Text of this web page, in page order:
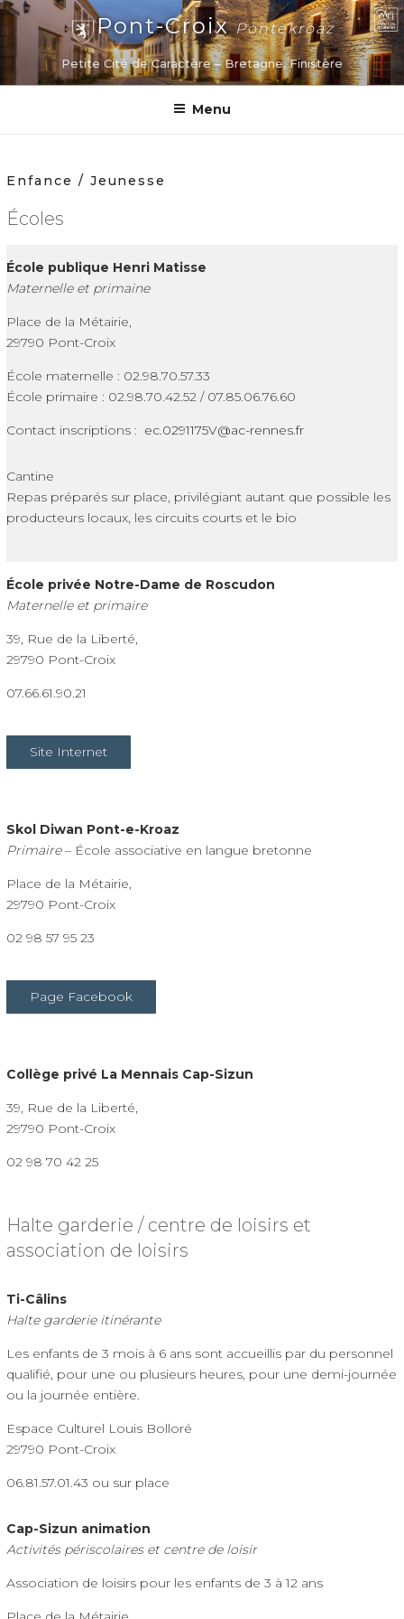
Aller
contenu
principal
Pont-CroixPontekroaz
Petite Cité de Caractère – Bretagne, Finistère
Menu
Enfance / Jeunesse
Écoles
École publique Henri Matisse
Maternelle et primaine
Place de la Métairie,
29790 Pont-Croix
École maternelle : 02.98.70.57.33
École primaire : 02.98.70.42.52 / 07.85.06.76.60
Contact inscriptions : ec.0291175V@ac-rennes.fr
Cantine
Repas préparés sur place, privilégiant autant que possible les
producteurs locaux, les circuits courts et le bio
École privée Notre-Dame de Roscudon
Maternelle et primaire
39, Rue de la Liberté,
29790 Pont-Croix
07.66.61.90.21
Site Internet
Skol Diwan Pont-e-Kroaz
Primaire– École associative en langue bretonne
Place de la Métairie,
29790 Pont-Croix
02 98 57 95 23
Page Facebook
Collège privé La Mennais Cap-Sizun
39, Rue de la Liberté,
29790 Pont-Croix
02 98 70 42 25
Halte garderie / centre de loisirs et
association de loisirs
Ti-Câlins
Halte garderie itinérante
Les enfants de 3 mois à 6 ans sont accueillis par du personnel
qualifié, pour une ou plusieurs heures, pour une demi-journée
ou la journée entière.
Espace Culturel Louis Bolloré
29790 Pont-Croix
06.81.57.01.43 ou sur place
Cap-Sizun animation
Activités périscolaires et centre de loisir
Association de loisirs pour les enfants de 3 à 12 ans